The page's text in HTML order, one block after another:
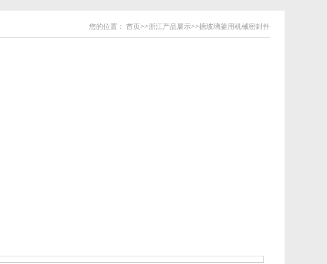
您的位置： 首页>>浙江产品展示>>搪玻璃釜用机械密封件